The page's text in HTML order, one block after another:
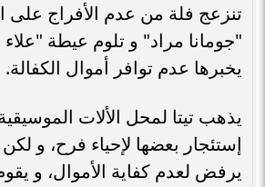
تنزعج فلة من عدم الأفراج على
"جومانا مراد" و تلوم عيطة
يخبرها عدم توافر أموال الكفالة.
يذهب تيتا لمحل الألات
إستئجار بعضها لإحياء فرح، و
يرفض لعدم كفاية الأموال، و